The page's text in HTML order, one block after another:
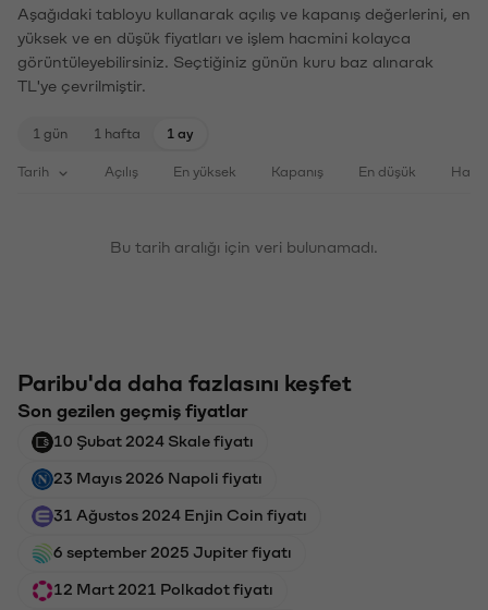
Aşağıdaki tabloyu kullanarak açılış ve kapanış değerlerini, en
yüksek ve en düşük fiyatları ve işlem hacmini kolayca
görüntüleyebilirsiniz. Seçtiğiniz günün kuru baz alınarak
TL'ye çevrilmiştir.
1 gün 1 hafta 1 ay
Tarih Açılış En yüksek Kapanış En düşük
Bu tarih aralığı için veri bulunamadı.
Paribu'da daha fazlasını keşfet
Son gezilen geçmiş fiyatlar
10 Şubat 2024 Skale fiyatı
23 Mayıs 2026 Napoli fiyatı
31 Ağustos 2024 Enjin Coin fiyatı
6 september 2025 Jupiter fiyatı
12 Mart 2021 Polkadot fiyatı